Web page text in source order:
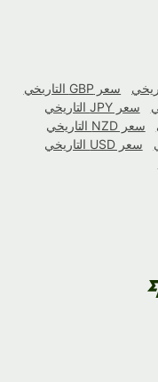
سعر GBP التاريخي
سعر JPY التاريخي
سعر NZD التاريخي
سعر USD التاريخي